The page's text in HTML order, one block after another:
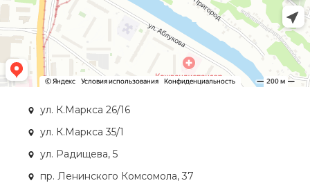
ул. К.Маркса 26/16
ул. К.Маркса 35/1
ул. Радищева, 5
пр. Ленинского Комсомола, 37